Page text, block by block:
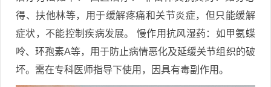
得、扶他林等，用于缓解疼痛和关节炎症，但只能缓解
症状，不能控制疾病发展。 慢作用抗风湿药：如甲氨蝶
呤、环孢素A等，用于防止病情恶化及延缓关节组织的破
坏。需在专科医师指导下使用，因具有毒副作用。